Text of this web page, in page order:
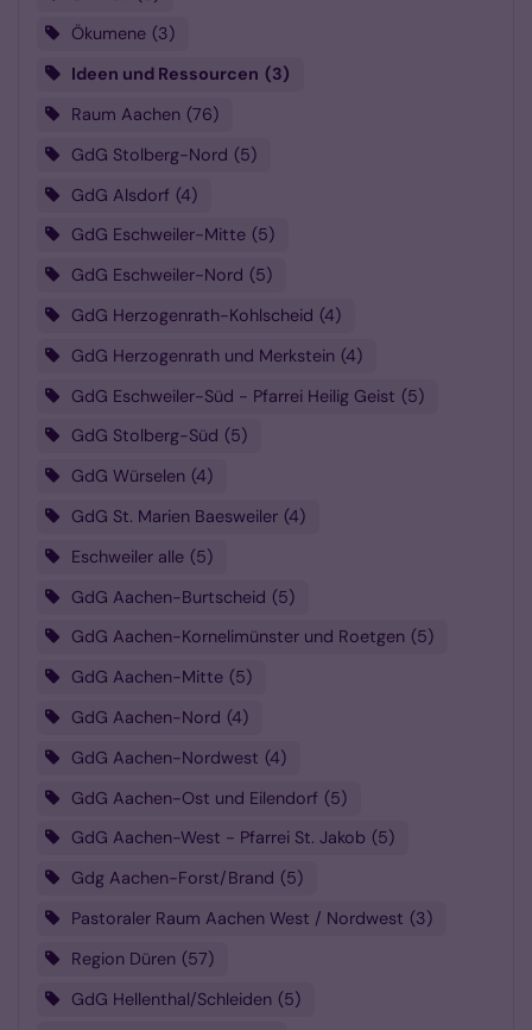
Ökumene
3
Ideen und Ressourcen
3
Raum Aachen 76
GdG Stolberg-Nord 5
GdG Alsdorf 4
GdG Eschweiler-Mitte
5
GdG Eschweiler-Nord 5
GdG Herzogenrath-Kohlscheid 4
GdG Herzogenrath und Merkstein 4
GdG Eschweiler-Süd - Pfarrei Heilig Geist 5
GdG Stolberg-Süd
5
GdG Würselen 4
GdG St. Marien Baesweiler 4
Eschweiler alle 5
GdG Aachen-Burtscheid 5
GdG Aachen-Kornelimünster und Roetgen
5
GdG Aachen-Mitte 5
GdG Aachen-Nord 4
GdG Aachen-Nordwest 4
GdG Aachen-Ost und Eilendorf 5
GdG Aachen-West - Pfarrei St. Jakob
5
Gdg Aachen-Forst/Brand 5
Pastoraler Raum Aachen West / Nordwest 3
Region Düren 57
GdG Hellenthal/Schleiden 5